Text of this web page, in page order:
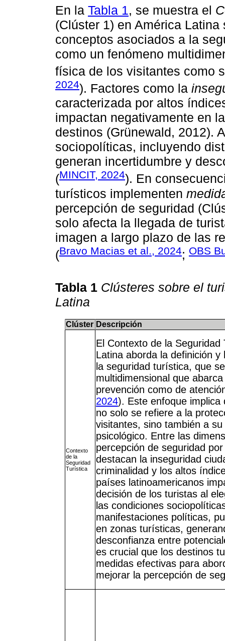
En la Tabla 1, se muestra el
(Clúster 1) en América
conceptos asociados a la
como un fenómeno
física de los visitantes como
2024). Factores como la
caracterizada por altos
impactan negativamente en
destinos (Grünewald, 2012).
sociopolíticas, incluyendo
generan incertidumbre y
(MINCIT, 2024). En
turísticos implementen
percepción de seguridad
solo afecta la llegada de
imagen a largo plazo de las
(Bravo Macias et al., 2024; OBS
Tabla 1 Clústeres sobre el
Latina
Clúster Descripción
Contexto
de la
Seguridad
Turística
El Contexto de la
Latina aborda la definición
la seguridad turística, que
multidimensional que
prevención como de
2024). Este enfoque
no solo se refiere a la
visitantes, sino también a
psicológico. Entre las
percepción de seguridad
destacan la inseguridad
criminalidad y los altos
países latinoamericanos
decisión de los turistas al
las condiciones
manifestaciones políticas,
en zonas turísticas,
desconfianza entre
es crucial que los destinos
medidas efectivas para
mejorar la percepción de